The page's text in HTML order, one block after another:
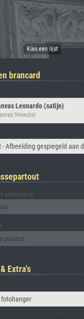
brancard
Leonardo (satijn)
Venezia)
achterbord)
partout
Extra's